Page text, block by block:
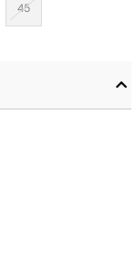
45